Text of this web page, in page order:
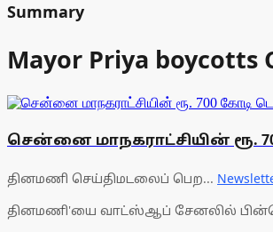
Summary
Mayor Priya boycotts
சென்னை மாநகராட்சியின் ரூ.
தினமணி செய்திமடலைப் பெற...
தினமணி'யை வாட்ஸ்ஆப் சேனலில்